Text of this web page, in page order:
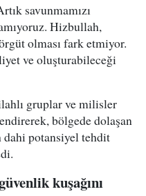
savunmamızı
Hizbullah,
olması fark etmiyor.
ve oluşturabileceği
gruplar ve milisler
bölgede dolaşan
dahi potansiyel tehdit
kuşağını